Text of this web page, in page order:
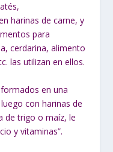
harinas de carne, y
para
cerdarina, alimento
las utilizan en ellos.
en una
con harinas de
de trigo o maíz, le
y vitaminas”.